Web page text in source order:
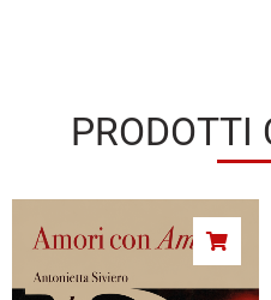
PRODOTTI